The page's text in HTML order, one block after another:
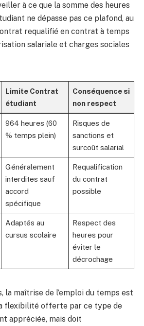
à ce que la somme des heures
ne dépasse pas ce plafond, au
requalifié en contrat à temps
salariale et charges sociales
Limite Contrat
étudiant
Conséquence si
non respect
964 heures (60
% temps plein)
Risques de
sanctions et
surcoût salarial
Généralement
interdites sauf
accord
spécifique
Requalification
du contrat
possible
Adaptés au
cursus scolaire
Respect des
heures pour
éviter le
décrochage
la maîtrise de l’emploi du temps est
flexibilité offerte par ce type de
appréciée, mais doit